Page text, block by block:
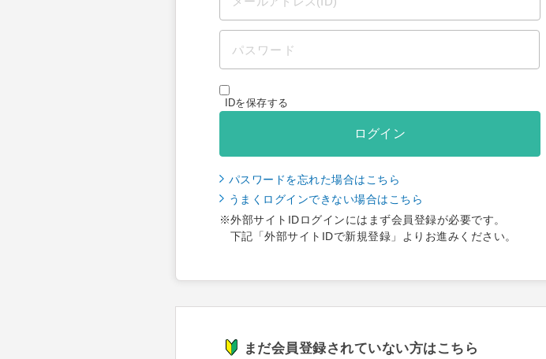
IDを保存する
ログイン
パスワードを忘れた場合はこちら
うまくログインできない場合はこちら
※外部サイトIDログインにはまず会員登録が必要です。
下記「外部サイトIDで新規登録」よりお進みください。
まだ会員登録されていない方はこちら